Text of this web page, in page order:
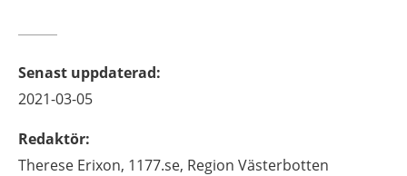
Senast uppdaterad:
2021-03-05
Redaktör:
Therese Erixon, 1177.se, Region Västerbotten